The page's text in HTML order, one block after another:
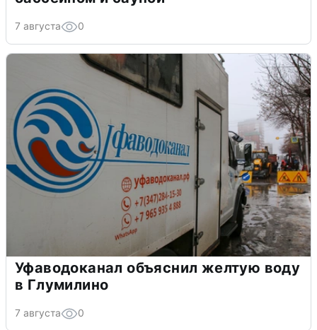
7 августа 0
Уфаводоканал объяснил желтую воду
в Глумилино
7 августа 0